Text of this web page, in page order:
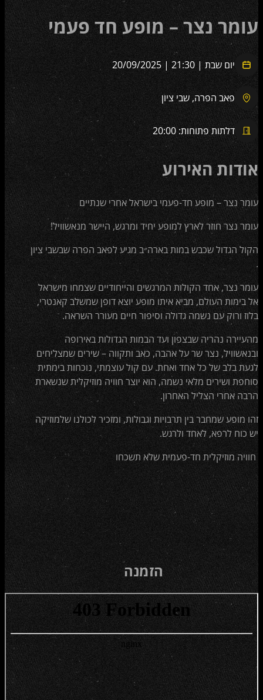
עומר נצר – מופע חד פעמי
יום שבת | 21:30 | 20/09/2025
פאב הפרה, שבי ציון
דלתות פתוחות: 20:00
אודות האירוע
עומר נצר – מופע חד-פעמי בישראל אחרי שנתיים
עומר נצר חוזר לארץ למופע יחיד ומרגש, היישר מנאשוויל!
הקול הגדול שכבש במות בארה״ב מגיע לפאב הפרה שבשבי ציון
.
עומר נצר, אחד הקולות המרגשים והייחודיים שצמחו מישראל
אל בימות העולם, מביא איתו מופע יוצא דופן שמשלב קאנטרי,
בלוז ורוק עם נשמה גדולה וסיפור חיים מעורר השראה.
מהעיירה נהריה שבצפון ועד הבמות הגדולות באירופה
ובנאשוויל, נצר שר על אהבה, כאב ותקווה – שירים שמצליחים
לגעת בלב של כל אחד ואחת. עם קול עוצמתי, נוכחות בימתית
סוחפת ושירים מלאי נשמה, הוא יוצר חוויה מוזיקלית שנשארת
הרבה אחרי הצליל האחרון.
זהו מופע שמחבר בין תרבויות וגבולות, ומזכיר לכולנו שלמוזיקה
יש כוח לרפא, לאחד ולרגש.
חוויה מוזיקלית חד-פעמית שלא תשכחו
הזמנה